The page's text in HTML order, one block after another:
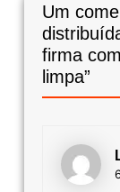
Um
firma
limpa”